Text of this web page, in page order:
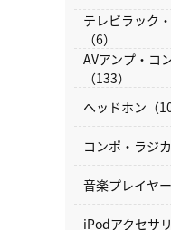
テレビラック
（6）
AVアンプ・コ
（133）
ヘッドホン（
コンポ・ラジ
音楽プレイヤー
iPodアクセサ